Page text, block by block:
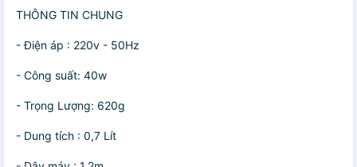
THÔNG TIN CHUNG
- Điện áp : 220v - 50Hz
- Công suất: 40w
- Trọng Lượng: 620g
- Dung tích : 0,7 Lít